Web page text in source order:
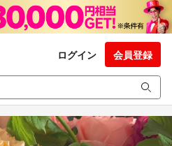
ログイン 会員登録